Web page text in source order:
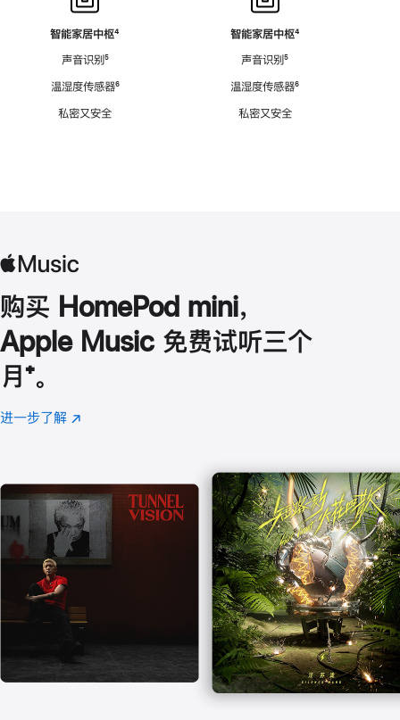
智能家居中枢脚
⁴
声音识别脚
⁵
温湿度传感器脚
⁶
私密又安全
智能家居中枢脚
⁴
声音识别脚
⁵
温湿度传感器脚
⁶
私密又安全
购买 HomePod mini，
Apple Music 免费试听三个
月 脚
注
⁺。
进一步了解 Apple
(在
口
中
打
开)